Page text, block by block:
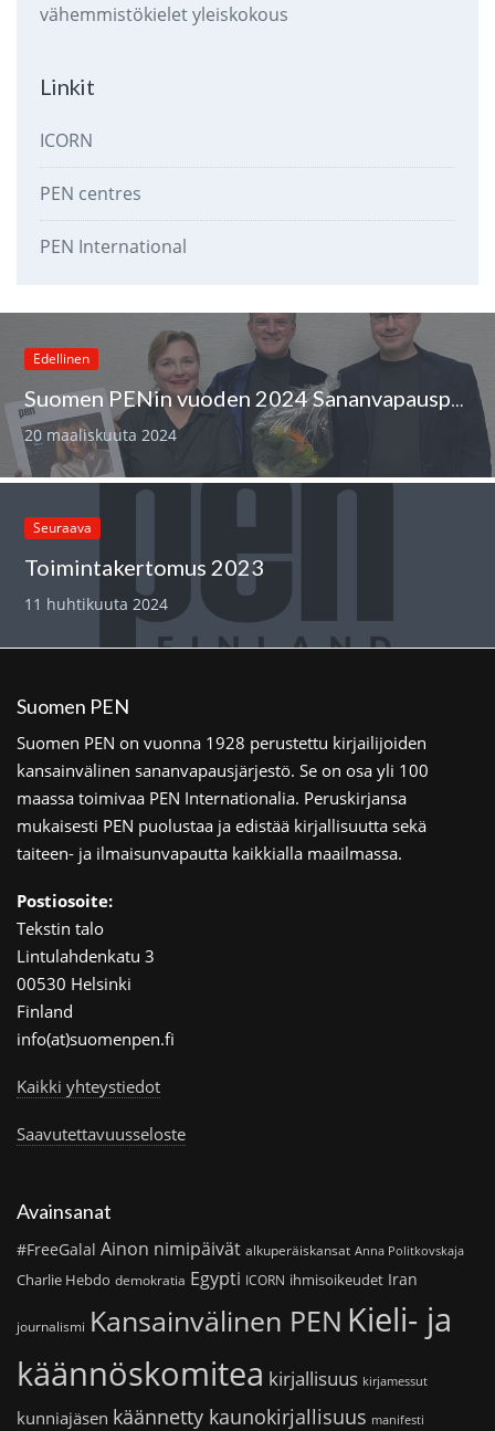
vähemmistökieletyleiskokous
Linkit
ICORN
PEN centres
PEN International
Edellinen
Suomen PENin vuoden 2024 Sananvapauspalkinnon sai Thomas Sandholm
20 maaliskuuta 2024
Seuraava
Toimintakertomus 2023
11 huhtikuuta 2024
Suomen PEN
Suomen PEN on vuonna 1928 perustettu kirjailijoiden
kansainvälinen sananvapausjärjestö. Se on osa yli 100
maassa toimivaa PEN Internationalia. Peruskirjansa
mukaisesti PEN puolustaa ja edistää kirjallisuutta sekä
taiteen- ja ilmaisunvapautta kaikkialla maailmassa.
Postiosoite:
Tekstin talo
Lintulahdenkatu 3
00530 Helsinki
Finland
info(at)suomenpen.fi
Kaikki yhteystiedot
Saavutettavuusseloste
Avainsanat
#FreeGalal Ainon nimipäivät alkuperäiskansat Anna Politkovskaja
Charlie Hebdo demokratia Egypti ICORN ihmisoikeudet Iran
journalismi Kansainvälinen PEN Kieli- ja
käännöskomitea kirjallisuus kirjamessut
kunniajäsen käännetty kaunokirjallisuus manifesti